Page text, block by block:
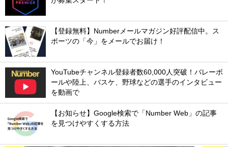
【登録無料】Numberメールマガジン好評配信中。ス
ポーツの「今」をメールでお届け！
YouTubeチャンネル登録者数60,000人突破！バレーボ
ールや陸上、バスケ、野球などの選手のインタビュー
を動画で
【お知らせ】Google検索で「Number Web」の記事
を見つけやすくする方法